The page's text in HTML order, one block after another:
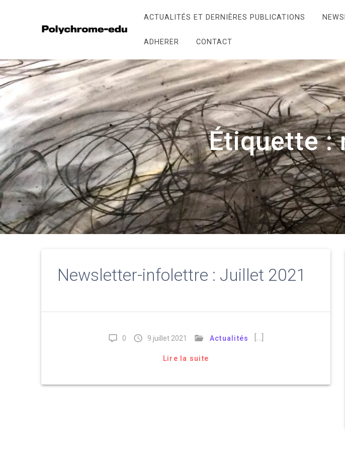
ACTUALITÉS ET DERNIÈRES PUBLICATIONS
ADHERER CONTACT
Étiquette :
Newsletter-infolettre : Juillet 2021
0 9 juillet 2021 Actualités […]
Lire la suite